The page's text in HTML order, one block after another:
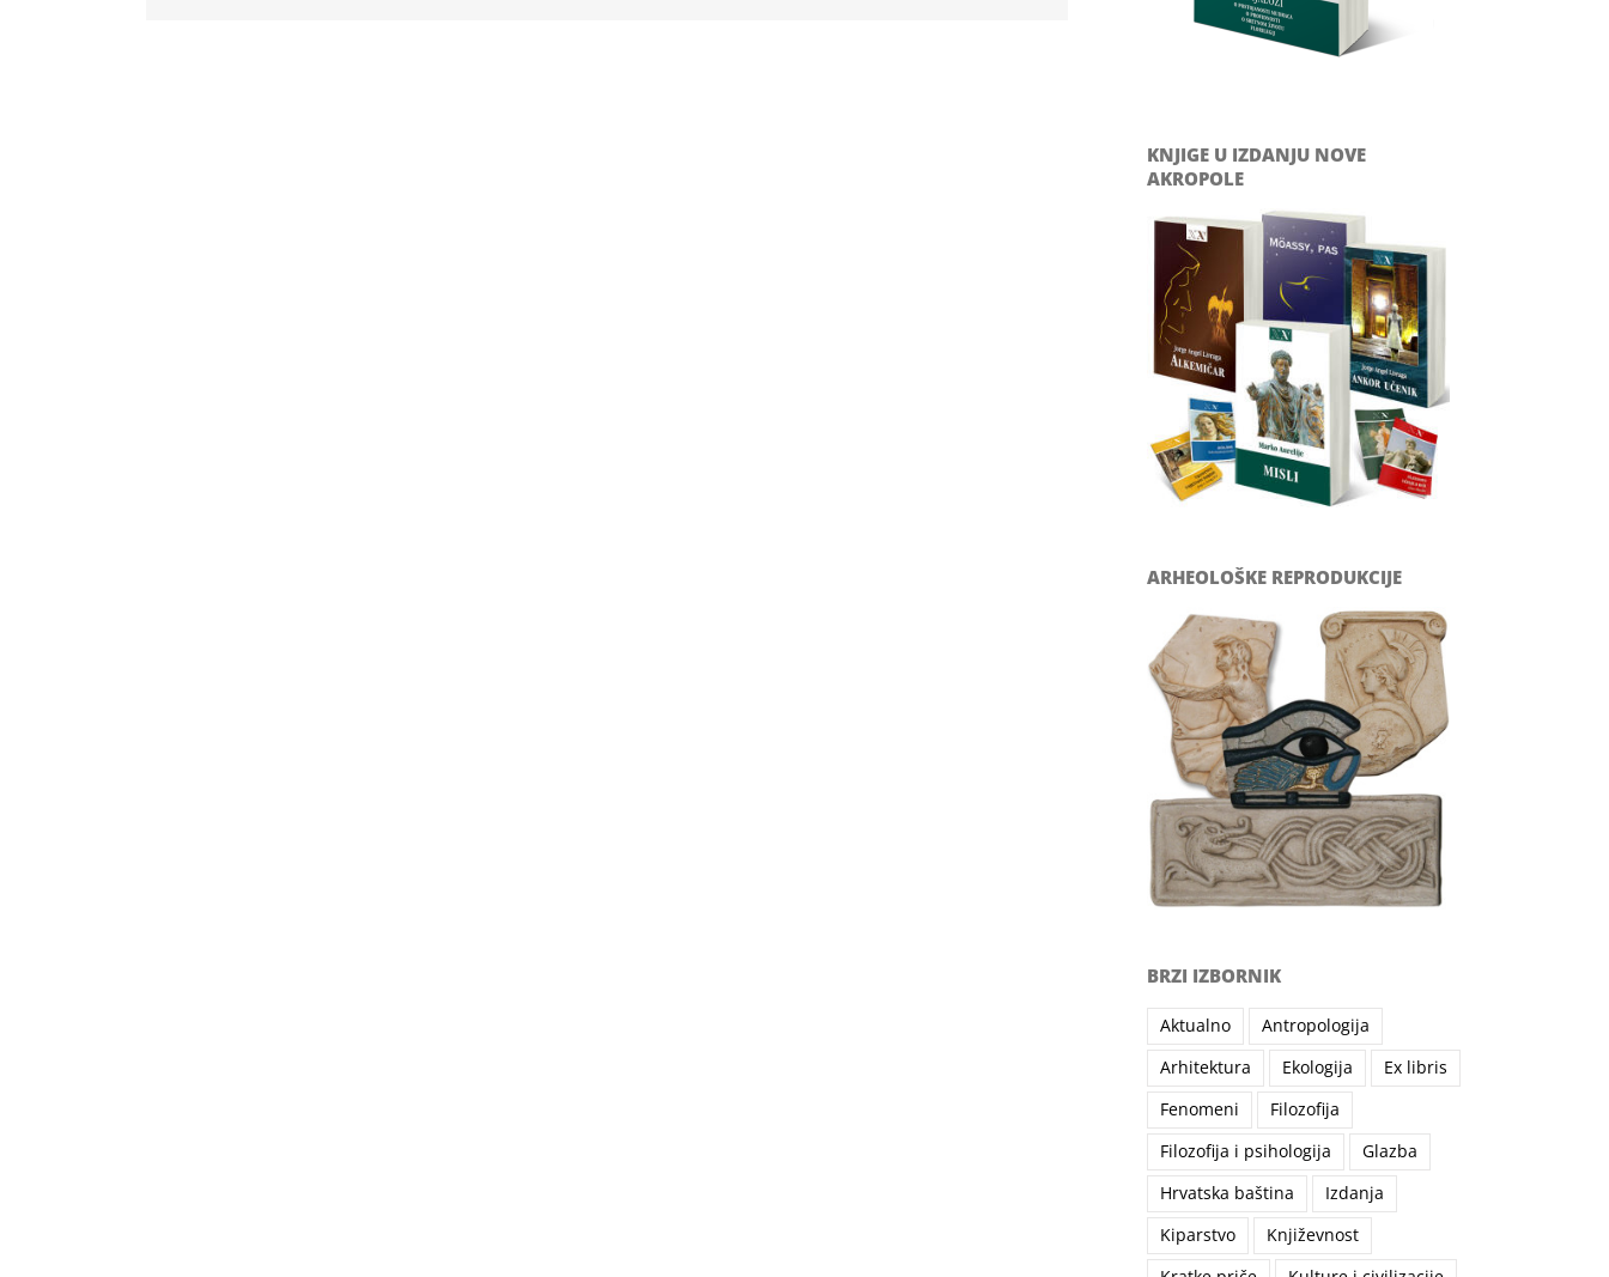
KNJIGE U IZDANJU NOVE
AKROPOLE
ARHEOLOŠKE REPRODUKCIJE
BRZI IZBORNIK
Aktualno
Antropologija
Arhitektura
Ekologija
Ex libris
Fenomeni
Filozofija
Filozofija i psihologija
Glazba
Hrvatska baština
Izdanja
Kiparstvo
Književnost